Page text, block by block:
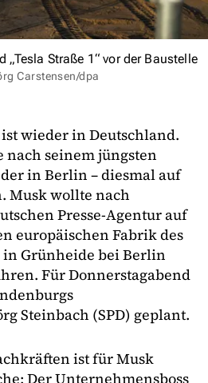
Straße 1“ vor der Baustelle
Carstensen/dpa
wieder in Deutschland.
seinem jüngsten
in Berlin – diesmal auf
Musk wollte nach
Presse-Agentur auf
europäischen Fabrik des
in Grünheide bei Berlin
Für Donnerstagabend
Steinbach (SPD) geplant.
ist für Musk
Der Unternehmensboss